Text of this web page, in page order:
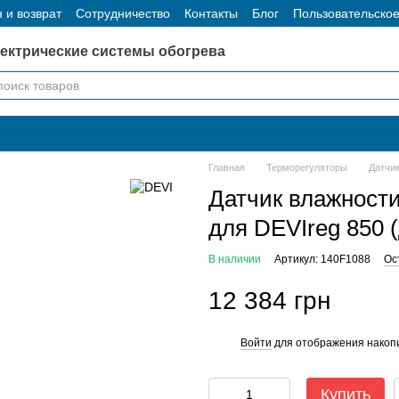
возврат Сотрудничество Контакты Блог
системы обогрева
Главная Терморегуляторы
Датчик
для DEVIreg 850
В наличии Артикул: 140F1088
12 384 грн
Войти для отображения
Купить